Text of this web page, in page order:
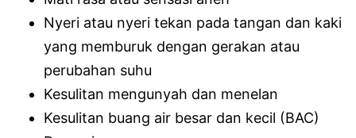
Nyeri atau nyeri tekan pada tangan dan kaki
yang memburuk dengan gerakan atau
perubahan suhu
Kesulitan mengunyah dan menelan
Kesulitan buang air besar dan kecil (BAC)